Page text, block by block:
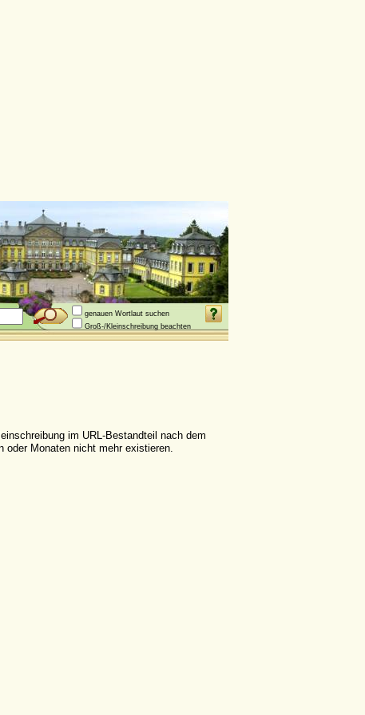
genauen Wortlaut suchen
Groß-/Kleinschreibung beachten
im URL-Bestandteil nach dem
oder Monaten nicht mehr existieren.